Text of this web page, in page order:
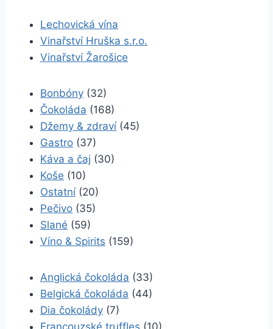
Lechovická vína
Vinařství Hruška s.r.o.
Vinařství Žarošice
Bonbóny (32)
Čokoláda (168)
Džemy & zdraví (45)
Gastro (37)
Káva a čaj (30)
Koše (10)
Ostatní (20)
Pečivo (35)
Slané (59)
Víno & Spirits (159)
Anglická čokoláda (33)
Belgická čokoláda (44)
Dia čokolády (7)
Francouzské truffles (10)